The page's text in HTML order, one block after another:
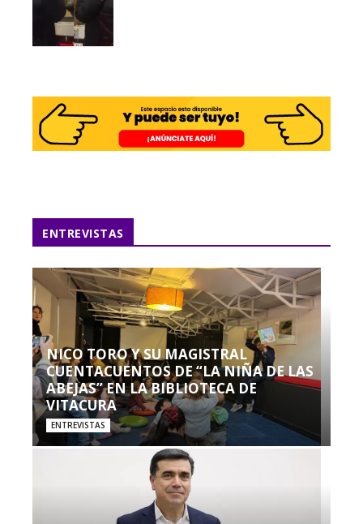
ENTREVISTAS
NICO TORO Y SU MAGISTRAL
CUENTACUENTOS DE “LA NIÑA DE LAS
ABEJAS” EN LA BIBLIOTECA DE
VITACURA
ENTREVISTAS